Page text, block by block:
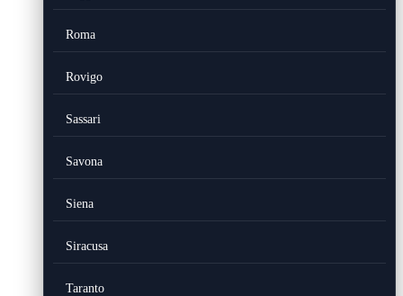
Roma
Rovigo
Sassari
Savona
Siena
Siracusa
Taranto